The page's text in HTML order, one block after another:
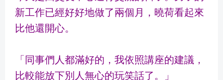
新工作已經好好地做了兩個月，曉荷看起來
比他還開心。
「同事們人都滿好的，我依照講座的建議，
比較能放下別人無心的玩笑話了。」